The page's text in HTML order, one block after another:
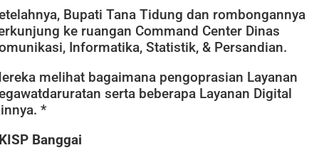
Bupati Tana Tidung dan rombongannya
ke ruangan Command Center Dinas
Informatika, Statistik, & Persandian.
melihat bagaimana pengoprasian Layanan
serta beberapa Layanan Digital
*
Banggai